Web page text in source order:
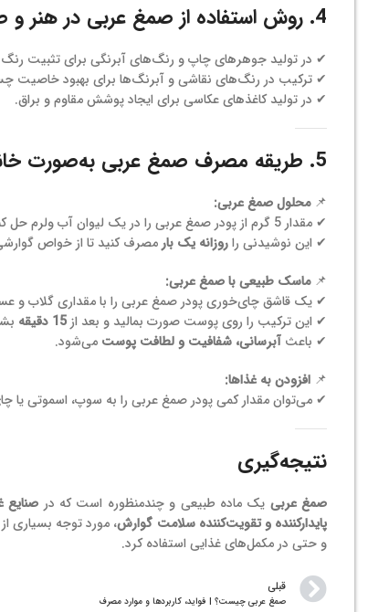
4. روش استفاده از صمغ عربی در هنر و صنایع چاپ
✔ در تولید جوهرهای چاپ و رنگ‌های آبرنگی برای تثبیت رنگ
✔ ترکیب در رنگ‌های نقاشی و آبرنگ‌ها برای بهبود خاصیت
✔ در تولید کاغذهای عکاسی برای ایجاد پوشش مقاوم و براق.
5. طریقه مصرف صمغ عربی به‌صورت خانگی
📌محلول صمغ عربی:
✔ مقدار 5 گرم از پودر صمغ عربی را در یک لیوان آب ولرم حل کنید.
✔ این نوشیدنی راروزانه یک بار مصرف کنید تا از خواص
📌ماسک طبیعی با صمغ عربی:
✔ یک قاشق چای‌خوری پودر صمغ عربی را با مقداری گلاب و
✔ این ترکیب را روی پوست صورت بمالید و بعد از 15 دقیقه
✔ باعث آبرسانی، شفافیت و لطافت پوست می‌شود.
📌 افزودن به غذاها:
✔ می‌توان مقدار کمی پودر صمغ عربی را به سوپ، اسموتی یا
نتیجه‌گیری
صمغ عربی یک ماده طبیعی و چندمنظوره است که در صنایع
پایدارکننده و تقویت‌کننده سلامت گوارش، مورد توجه بسیاری
و حتی در مکمل‌های غذایی استفاده کرد.
قبلی
صمغ عربی چیست؟ | فواید، کاربردها و موارد مصرف